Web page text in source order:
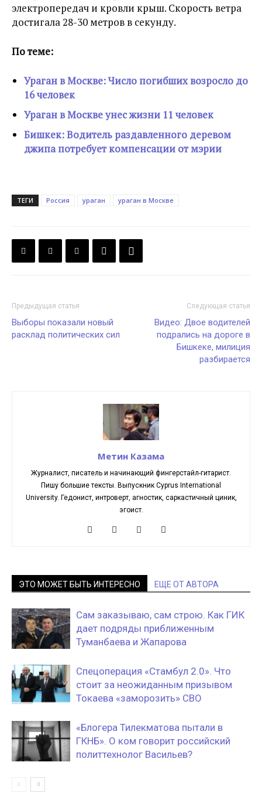
электропередач и кровли крыш. Скорость ветра
достигала 28-30 метров в секунду.
По теме:
Ураган в Москве: Число погибших возросло до
16 человек
Ураган в Москве унес жизни 11 человек
Бишкек: Водитель раздавленного деревом
джипа потребует компенсации от мэрии
ТЕГИ Россия ураган ураган в Москве
Предыдущая статья
Выборы показали новый
расклад политических сил
Следующая статья
Видео: Двое водителей
подрались на дороге в
Бишкеке, милиция
разбирается
Метин Казама
Журналист, писатель и начинающий фингерстайл-гитарист.
Пишу большие тексты. Выпускник Cyprus International
University. Гедонист, интроверт, агностик, саркастичный циник,
эгоист.
ЭТО МОЖЕТ БЫТЬ ИНТЕРЕСНО ЕЩЕ ОТ АВТОРА
Сам заказываю, сам строю. Как ГИК
дает подряды приближенным
Туманбаева и Жапарова
Спецоперация «Стамбул 2.0». Что
стоит за неожиданным призывом
Токаева «заморозить» СВО
«Блогера Тилекматова пытали в
ГКНБ». О ком говорит российский
политтехнолог Васильев?